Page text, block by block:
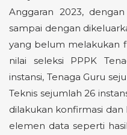
Anggaran 2023,
sampai dengan
yang belum melakukan
nilai seleksi PPPK
instansi, Tenaga Guru
Teknis sejumlah 26
dilakukan konfirmasi
elemen data seperti